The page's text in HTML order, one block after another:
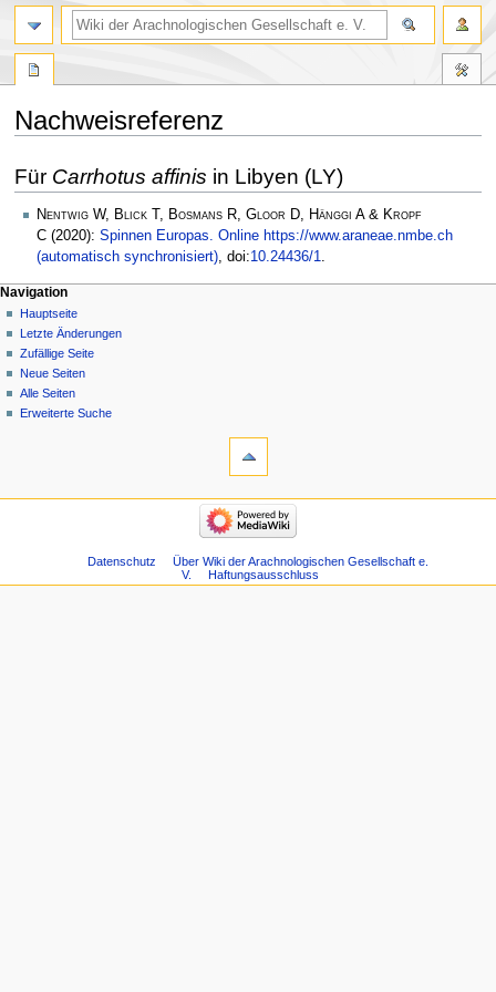
Nachweisreferenz
Navigation
springen
Suche
springen
Für Carrhotus affinis in Libyen (LY)
Nentwig W, Blick T, Bosmans R, Gloor D, Hänggi A & Kropf
C (2020): Spinnen Europas. Online https://www.araneae.nmbe.ch
(automatisch synchronisiert), doi:10.24436/1.
Navigation
Hauptseite
Letzte Änderungen
Zufällige Seite
Neue Seiten
Alle Seiten
Erweiterte Suche
Datenschutz
Über Wiki der Arachnologischen Gesellschaft e.
V.
Haftungsausschluss